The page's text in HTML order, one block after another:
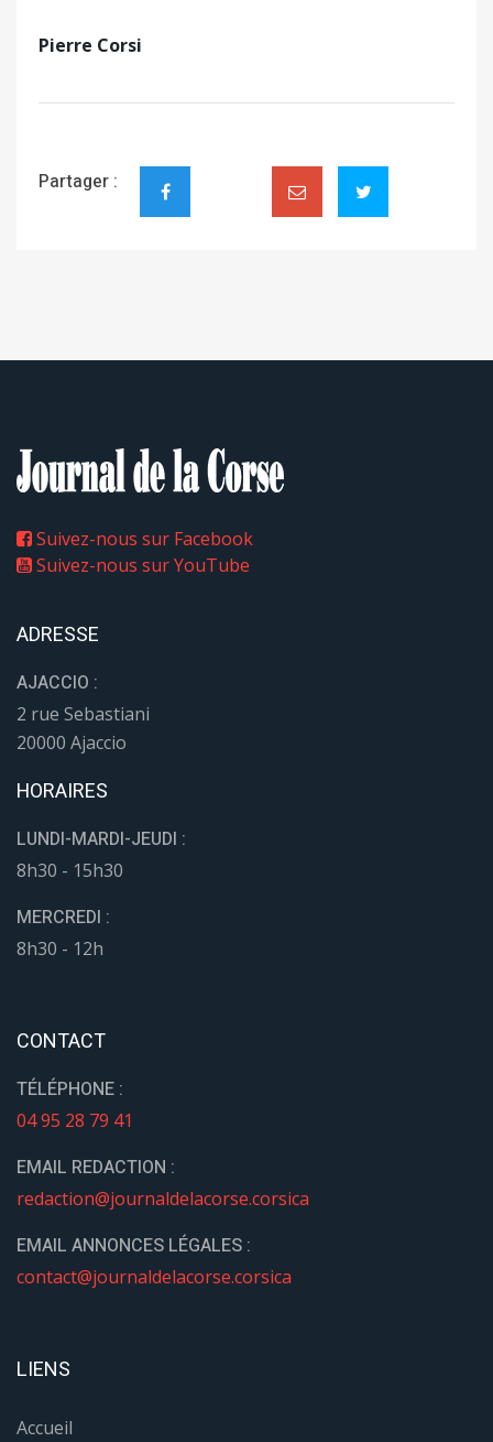
Pierre Corsi
Partager :
Suivez-nous sur Facebook
Suivez-nous sur YouTube
ADRESSE
AJACCIO :
2 rue Sebastiani
20000 Ajaccio
HORAIRES
LUNDI-MARDI-JEUDI :
8h30 - 15h30
MERCREDI :
8h30 - 12h
CONTACT
TÉLÉPHONE :
04 95 28 79 41
EMAIL REDACTION :
redaction@journaldelacorse.corsica
EMAIL ANNONCES LÉGALES :
contact@journaldelacorse.corsica
LIENS
Accueil